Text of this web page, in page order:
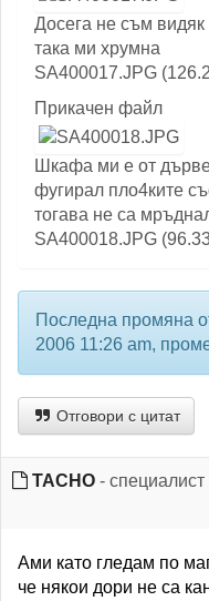
Досега не съм
така ми хрумна
SA400017.JPG
Прикачен файл
Шкафа ми е от
фугирал пло4ките
тогава не са
SA400018.JPG
Последна промяна
2006 11:26 am,
Отговори с цитат
TACHO - специалист
Ами като гледам по
че някои дори не са